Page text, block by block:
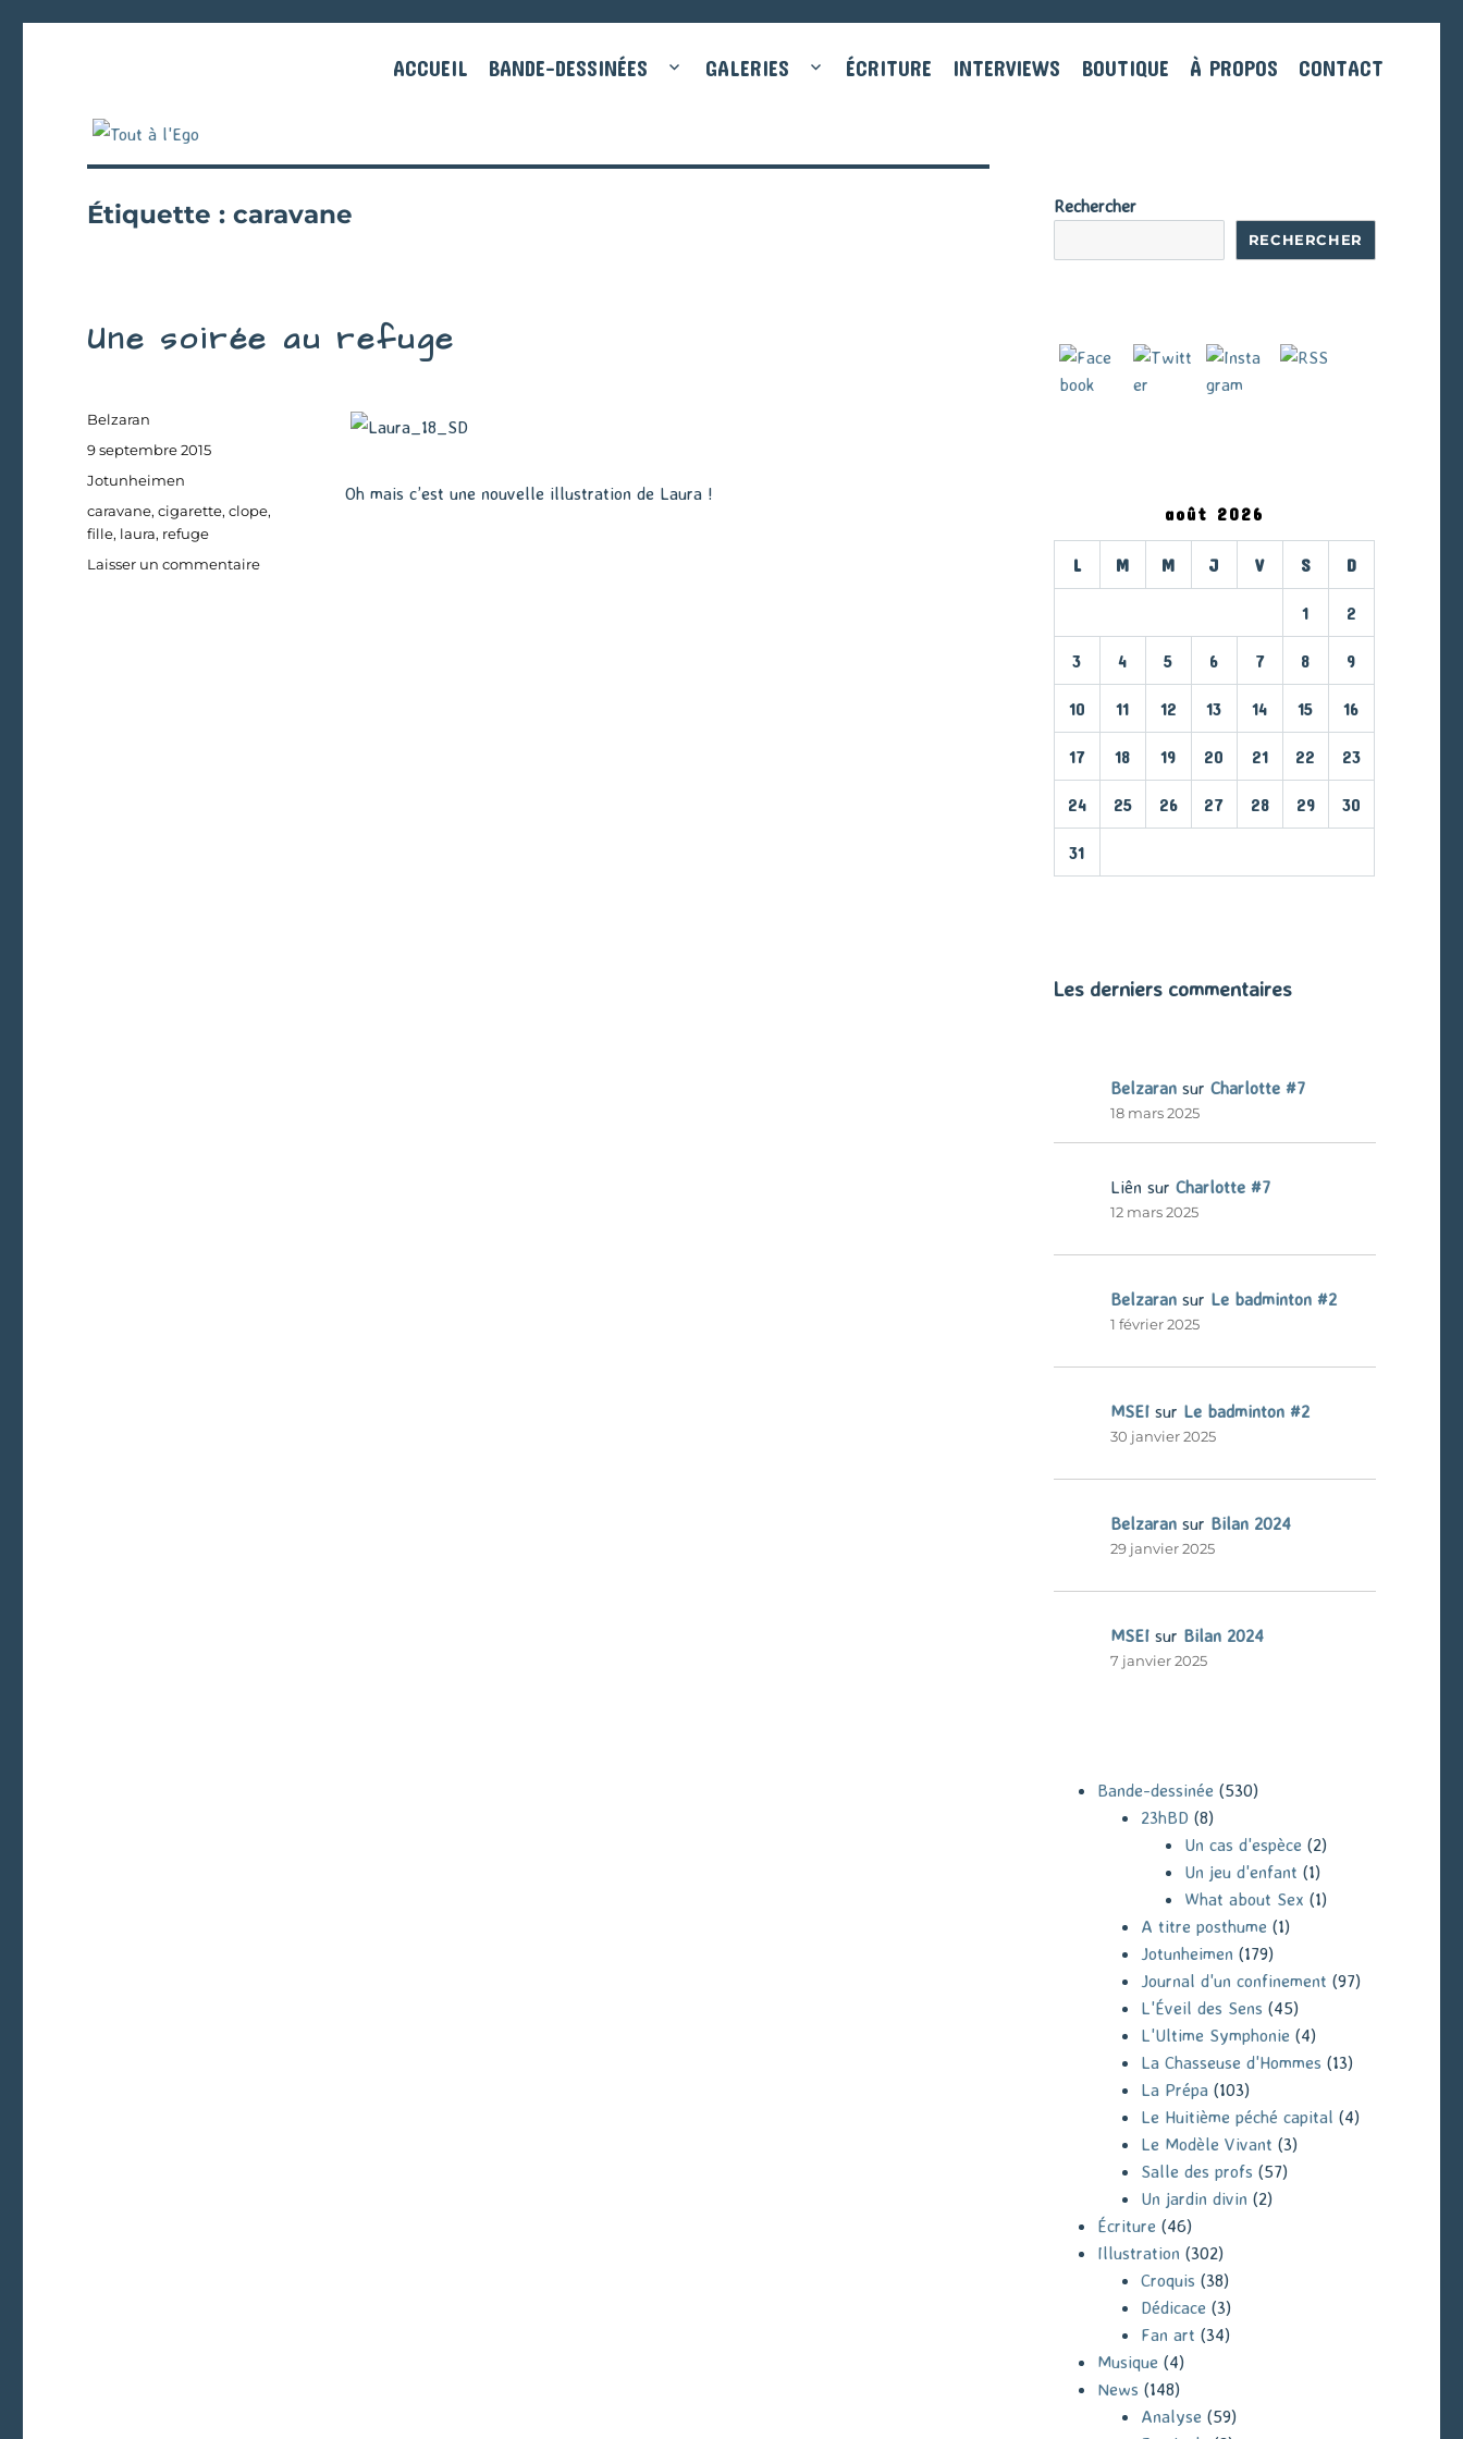
ACCUEIL BANDE-DESSINÉES GALERIES ÉCRITURE INTERVIEWS BOUTIQUE À PROPOS CONTACT
Étiquette :caravane
Une soirée au refuge
Oh mais c’est une nouvelle illustration de Laura !
Auteur
Belzaran
Publié
le
9 septembre 2015
Catégories
Jotunheimen
Étiquettes
caravane,cigarette,clope,
fille, laura, refuge
Laisser un commentairesur
Rechercher
RECHERCHER
août 2026
L M M J V S D
1 2
3 4 5 6 7 8 9
10 11 12 13 14 15 16
17 18 19 20 21 22 23
24 25 26 27 28 29 30
31
Les derniers commentaires
Belzaransur Charlotte #7
18 mars 2025
Liên sur Charlotte #7
12 mars 2025
Belzaransur Le badminton #2
1 février 2025
MSEIsur Le badminton #2
30 janvier 2025
Belzaransur Bilan 2024
29 janvier 2025
MSEIsur Bilan 2024
7 janvier 2025
Bande-dessinée (530)
23hBD (8)
Un cas d'espèce (2)
Un jeu d'enfant (1)
What about Sex (1)
A titre posthume (1)
Jotunheimen (179)
Journal d'un confinement (97)
L'Éveil des Sens (45)
L'Ultime Symphonie (4)
La Chasseuse d'Hommes (13)
La Prépa(103)
Le Huitième péché capital (4)
Le Modèle Vivant (3)
Salle des profs (57)
Un jardin divin (2)
Écriture (46)
Illustration (302)
Croquis (38)
Dédicace (3)
Fan art (34)
Musique (4)
News (148)
Analyse (59)